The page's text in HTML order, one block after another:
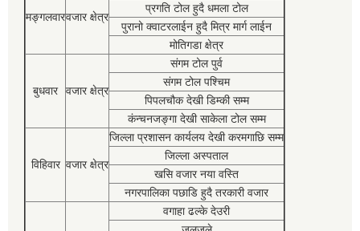
मङ्गलवारवजार क्षेत्र
प्रगति टोल हुदै धमला टोल
पुरानो क्वाटरलाईन हुदै मित्र मार्ग लाईन
मोतिगडा क्षेत्र
बुधवार वजार क्षेत्र
संगम टोल पुर्व
संगम टोल पश्चिम
पिपलचौक देखी डिम्की सम्म
कंन्चनजङ्गा देखी साकेला टोल सम्म
विहिवार वजार क्षेत्र
जिल्ला प्रशासन कार्यलय देखी करमगाछि सम्म
जिल्ला अस्पताल
खसि वजार नया वस्ति
नगरपालिका पछाडि हुदै तरकारी वजार
वगाहा ढल्के देउरी